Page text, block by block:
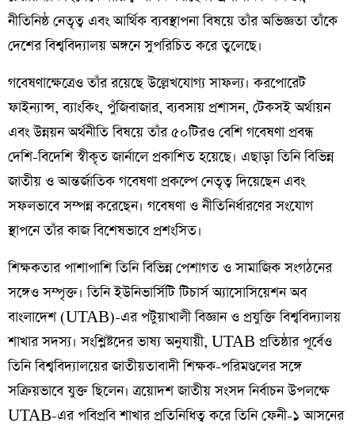
নীতিনিষ্ঠ নেতৃত্ব এবং আর্থিক ব্যবস্থাপনা বিষয়ে তাঁর অভিজ্ঞতা তাঁকে
দেশের বিশ্ববিদ্যালয় অঙ্গনে সুপরিচিত করে তুলেছে।
গবেষণাক্ষেত্রেও তাঁর রয়েছে উল্লেখযোগ্য সাফল্য। করপোরেট
ফাইন্যান্স, ব্যাংকিং, পুঁজিবাজার, ব্যবসায় প্রশাসন, টেকসই অর্থায়ন
এবং উন্নয়ন অর্থনীতি বিষয়ে তাঁর ৫০টিরও বেশি গবেষণা প্রবন্ধ
দেশি-বিদেশি স্বীকৃত জার্নালে প্রকাশিত হয়েছে। এছাড়া তিনি বিভিন্ন
জাতীয় ও আন্তর্জাতিক গবেষণা প্রকল্পে নেতৃত্ব দিয়েছেন এবং
সফলভাবে সম্পন্ন করেছেন। গবেষণা ও নীতিনির্ধারণের সংযোগ
স্থাপনে তাঁর কাজ বিশেষভাবে প্রশংসিত।
শিক্ষকতার পাশাপাশি তিনি বিভিন্ন পেশাগত ও সামাজিক সংগঠনের
সঙ্গেও সম্পৃক্ত। তিনি ইউনিভার্সিটি টিচার্স অ্যাসোসিয়েশন অব
বাংলাদেশ (UTAB)-এর পটুয়াখালী বিজ্ঞান ও প্রযুক্তি বিশ্ববিদ্যালয়
শাখার সদস্য। সংশ্লিষ্টদের ভাষ্য অনুযায়ী, UTAB প্রতিষ্ঠার পূর্বেও
তিনি বিশ্ববিদ্যালয়ের জাতীয়তাবাদী শিক্ষক-পরিমণ্ডলের সঙ্গে
সক্রিয়ভাবে যুক্ত ছিলেন। ত্রয়োদশ জাতীয় সংসদ নির্বাচন উপলক্ষে
UTAB-এর পবিপ্রবি শাখার প্রতিনিধিত্ব করে তিনি ফেনী-১ আসনের